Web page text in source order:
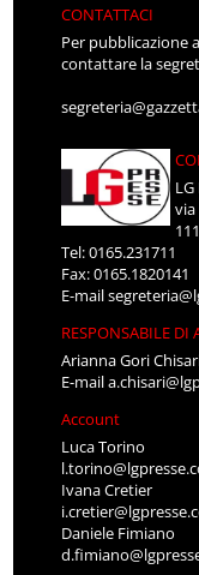
CONTATTACI
Per pubblicazione
contattare la
LG
via
Tel: 0165.231711
Fax: 0165.1820141
E-mail
RESPONSABILE DI
Arianna Gori
E-mail
Account
Luca Torino
Ivana Cretier
Daniele Fimiano